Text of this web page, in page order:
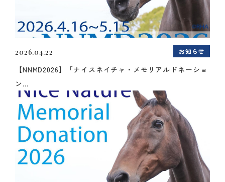
2026.04.22 お知らせ
【NNMD2026】「ナイスネイチャ・メモリアルドネーショ
ン...